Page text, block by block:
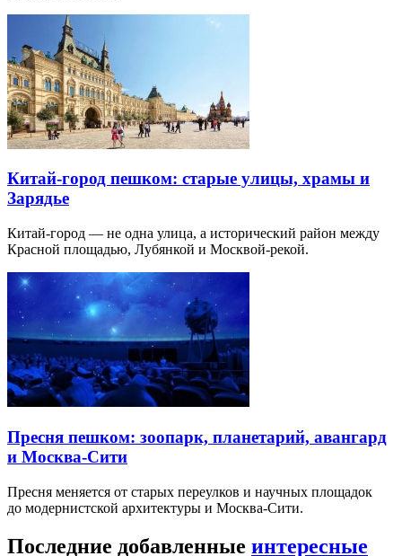
Китай-город пешком: старые улицы, храмы и
Зарядье
Китай-город — не одна улица, а исторический район между
Красной площадью, Лубянкой и Москвой-рекой.
Пресня пешком: зоопарк, планетарий, авангард
и Москва-Сити
Пресня меняется от старых переулков и научных площадок
до модернистской архитектуры и Москва-Сити.
Последние добавленные интересные